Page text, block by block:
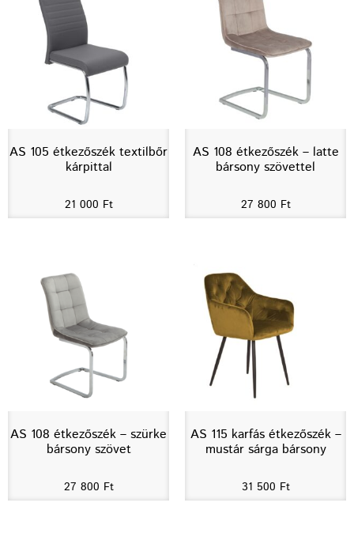
AS 105 étkezőszék textilbőr
kárpittal
21 000 Ft
AS 108 étkezőszék – latte
bársony szövettel
27 800 Ft
AS 108 étkezőszék – szürke
bársony szövet
27 800 Ft
AS 115 karfás étkezőszék –
mustár sárga bársony
31 500 Ft